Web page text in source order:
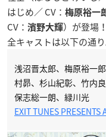
はじめ／ CV： 梅原裕一
CV： 濱野大輝）が登場！
全キャストは以下の通り
浅沼晋太郎、梅原裕一
村昴、杉山紀彰、竹内
保志総一朗、緑川光
EXIT TUNES PRESENTS